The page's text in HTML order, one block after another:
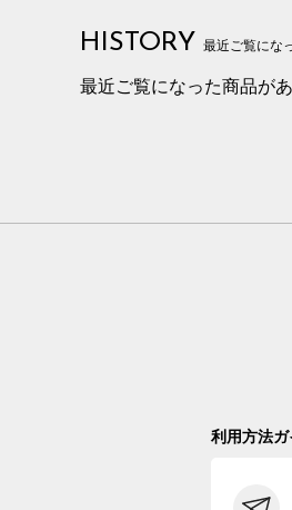
HISTORY 最近ご覧にな
最近ご覧になった商品があ
利用方法ガ